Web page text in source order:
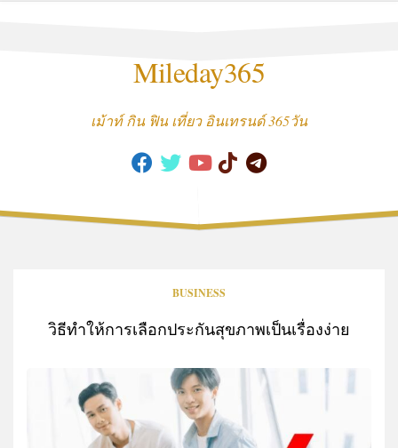
Mileday365
เม้าท์ กิน ฟิน เที่ยว อินเทรนด์ 365วัน
BUSINESS
วิธีทำให้การเลือกประกันสุขภาพเป็นเรื่องง่าย